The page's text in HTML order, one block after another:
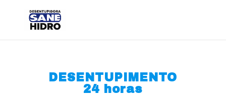
DESENTUPIMENTO
24 horas